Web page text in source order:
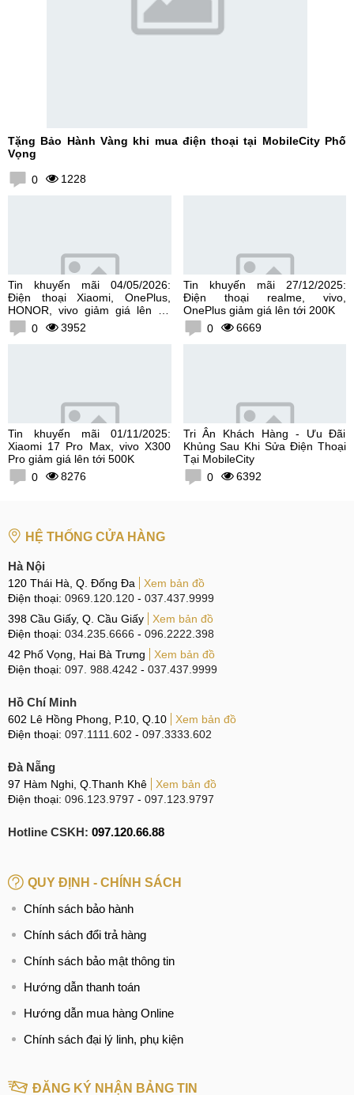
Tặng Bảo Hành Vàng khi mua điện thoại tại MobileCity Phố
Vọng
0 1228
Tin khuyến mãi 04/05/2026:
Điện thoại Xiaomi, OnePlus,
HONOR, vivo giảm giá lên tới
300K0 3952
Tin khuyến mãi 27/12/2025:
Điện thoại realme, vivo,
OnePlus giảm giá lên tới 200K
0
6669
Tin khuyến mãi 01/11/2025:
Xiaomi 17 Pro Max, vivo X300
Pro giảm giá lên tới 500K
0
8276
Tri Ân Khách Hàng - Ưu Đãi
Khủng Sau Khi Sửa Điện Thoại
Tại MobileCity
0
6392
HỆ THỐNG CỬA HÀNG
Hà Nội
120 Thái Hà, Q. Đống Đa
Xem bản đồ
Điện thoại: 0969.120.120 - 037.437.9999
398 Cầu Giấy, Q. Cầu Giấy
Xem bản đồ
Điện thoại: 034.235.6666 - 096.2222.398
42 Phố Vọng, Hai Bà Trưng
Xem bản đồ
Điện thoại: 097. 988.4242 - 037.437.9999
Hồ Chí Minh
602 Lê Hồng Phong, P.10, Q.10
Xem bản đồ
Điện thoại: 097.1111.602 - 097.3333.602
Đà Nẵng
97 Hàm Nghi, Q.Thanh Khê
Xem bản đồ
Điện thoại: 096.123.9797 - 097.123.9797
Hotline CSKH: 097.120.66.88
QUY ĐỊNH - CHÍNH SÁCH
Chính sách bảo hành
Chính sách đổi trả hàng
Chính sách bảo mật thông tin
Hướng dẫn thanh toán
Hướng dẫn mua hàng Online
Chính sách đại lý linh, phụ kiện
ĐĂNG KÝ NHẬN BẢNG TIN